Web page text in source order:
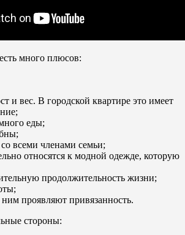
много плюсов:
и вес. В городской квартире это имеет
еды;
всеми членами семьи;
относятся к модной одежде, которую
продолжительность жизни;
ним проявляют привязанность.
стороны: